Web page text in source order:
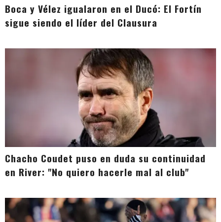
Boca y Vélez igualaron en el Ducó: El Fortín
sigue siendo el líder del Clausura
Chacho Coudet puso en duda su continuidad
en River: "No quiero hacerle mal al club"